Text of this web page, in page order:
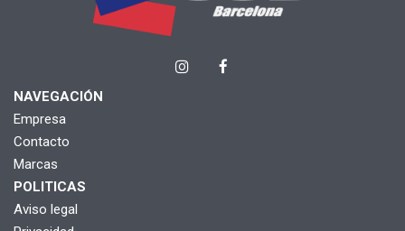
NAVEGACIÓN
Empresa
Contacto
Marcas
POLITICAS
Aviso legal